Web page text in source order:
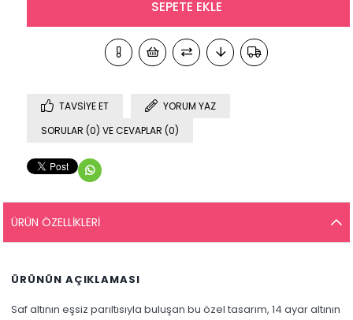
TAVSIYE ET
YORUM YAZ
SORULAR (0) VE CEVAPLAR (0)
ÜRÜN ÖZELLIKLERI
ÜRÜNÜN AÇIKLAMASI
Saf altının eşsiz parıltısıyla buluşan bu özel tasarım, 14 ayar altının